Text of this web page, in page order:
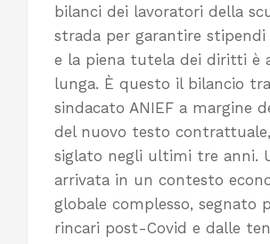
bilanci dei lavoratori della
strada per garantire stipendi
e la piena tutela dei diritti è
lunga. È questo il bilancio
sindacato ANIEF a margine
del nuovo testo
siglato negli ultimi tre anni.
arrivata in un contesto
globale complesso, segnato
rincari post-Covid e dalle